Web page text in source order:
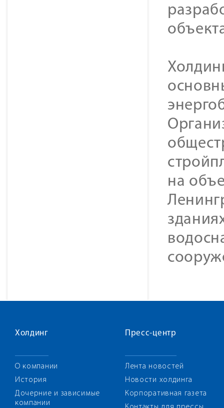
на
Холдинг
О компании
История
Дочерние и зависимые
компании
Пресс-центр
Лента новостей
Новости холдинга
Корпоративная газета